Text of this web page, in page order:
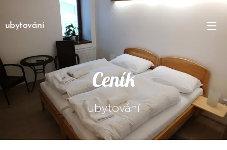
ubytování
Ceník
ubytování